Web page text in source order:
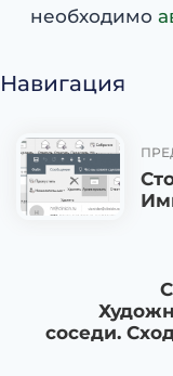
необходимо
Навигация
соседи.